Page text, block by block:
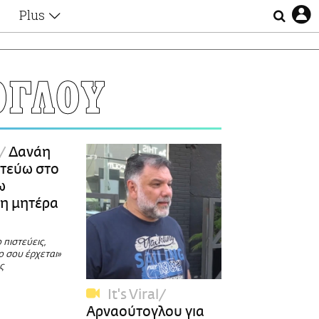
Plus
Αφιερώματα
Ζώδια
Οι Αθηναίοι
Απώλειες
Επιλογές
Δανάη
στο
μητέρα
σου έρχεται»
It's Viral
Αρναούτογλου για